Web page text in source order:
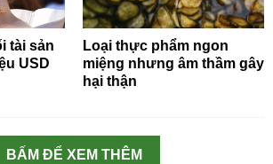
tài sản
USD
Loại thực phẩm ngon
miệng nhưng âm thầm gây
hại thận
BẤM ĐỂ XEM THÊM